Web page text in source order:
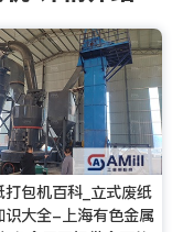
打包机百科_立式废纸
识大全-上海有色金属